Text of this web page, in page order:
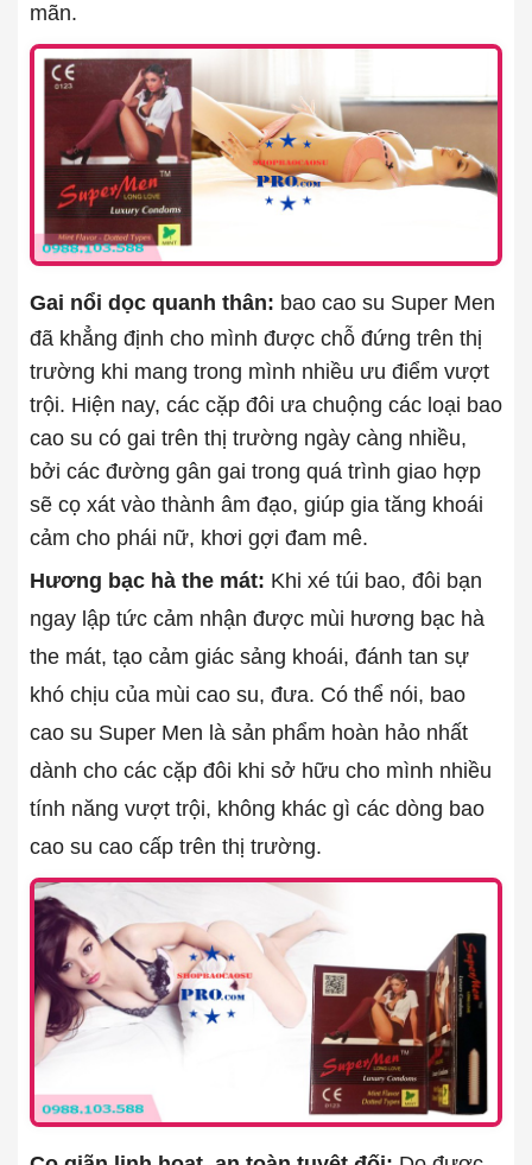
mãn.
Gai nổi dọc quanh thân: bao cao su Super Men
đã khẳng định cho mình được chỗ đứng trên thị
trường khi mang trong mình nhiều ưu điểm vượt
trội. Hiện nay, các cặp đôi ưa chuộng các loại bao
cao su có gai trên thị trường ngày càng nhiều,
bởi các đường gân gai trong quá trình giao hợp
sẽ cọ xát vào thành âm đạo, giúp gia tăng khoái
cảm cho phái nữ, khơi gợi đam mê.
Hương bạc hà the mát: Khi xé túi bao, đôi bạn
ngay lập tức cảm nhận được mùi hương bạc hà
the mát, tạo cảm giác sảng khoái, đánh tan sự
khó chịu của mùi cao su, đưa. Có thể nói, bao
cao su Super Men là sản phẩm hoàn hảo nhất
dành cho các cặp đôi khi sở hữu cho mình nhiều
tính năng vượt trội, không khác gì các dòng bao
cao su cao cấp trên thị trường.